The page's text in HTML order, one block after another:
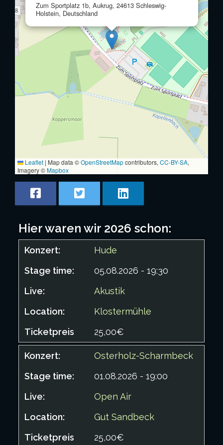
Zum Sportplatz 1b, Aukrug, 24613 Schleswig-
Holstein, Deutschland
Leaflet | Map data ©OpenStreetMapcontributors, CC-BY-SA,
Imagery ©Mapbox
Hier waren wir 2026 schon:
Hude
05.08.2026 - 19:30
Akustik
Klostermühle
25,00€
Osterholz-Scharmbeck
01.08.2026 - 19:00
Open Air
Gut Sandbeck
25,00€